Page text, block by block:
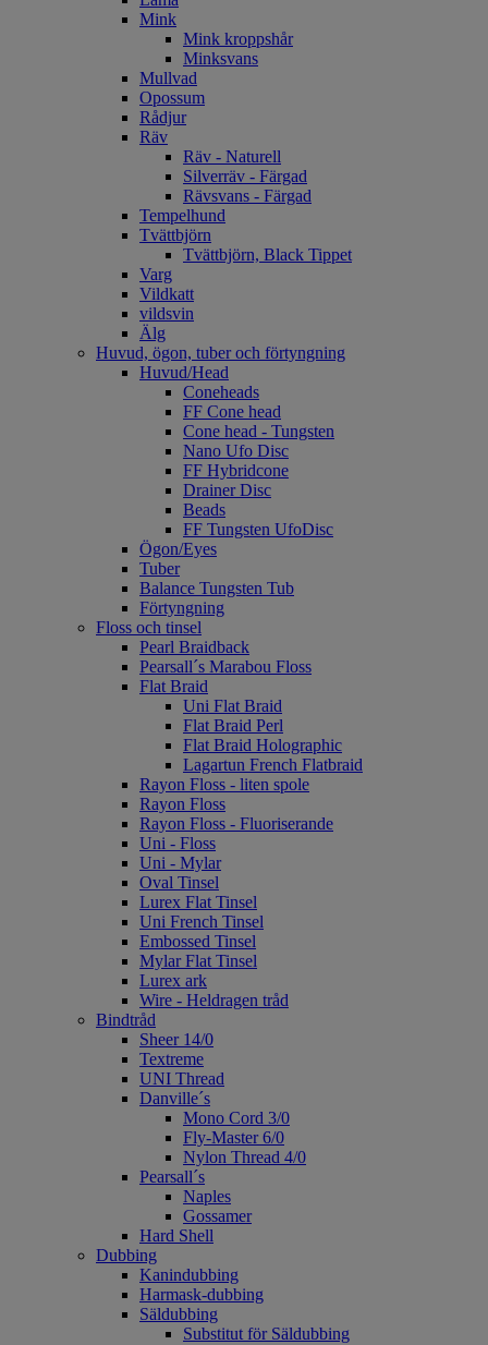
Mink
Mink kroppshår
Minksvans
Mullvad
Opossum
Rådjur
Räv
Räv - Naturell
Silverräv - Färgad
Rävsvans - Färgad
Tempelhund
Tvättbjörn
Tvättbjörn, Black Tippet
Varg
Vildkatt
vildsvin
Älg
Huvud, ögon, tuber och förtyngning
Huvud/Head
Coneheads
FF Cone head
Cone head - Tungsten
Nano Ufo Disc
FF Hybridcone
Drainer Disc
Beads
FF Tungsten UfoDisc
Ögon/Eyes
Tuber
Balance Tungsten Tub
Förtyngning
Floss och tinsel
Pearl Braidback
Pearsall´s Marabou Floss
Flat Braid
Uni Flat Braid
Flat Braid Perl
Flat Braid Holographic
Lagartun French Flatbraid
Rayon Floss - liten spole
Rayon Floss
Rayon Floss - Fluoriserande
Uni - Floss
Uni - Mylar
Oval Tinsel
Lurex Flat Tinsel
Uni French Tinsel
Embossed Tinsel
Mylar Flat Tinsel
Lurex ark
Wire - Heldragen tråd
Bindtråd
Sheer 14/0
Textreme
UNI Thread
Danville´s
Mono Cord 3/0
Fly-Master 6/0
Nylon Thread 4/0
Pearsall´s
Naples
Gossamer
Hard Shell
Dubbing
Kanindubbing
Harmask-dubbing
Säldubbing
Substitut för Säldubbing